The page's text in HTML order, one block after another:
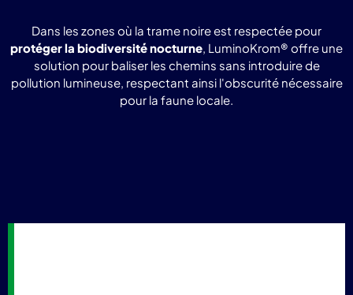
Dans les zones où la trame noire est respectée pour
protéger la biodiversité nocturne, LuminoKrom® offre une
solution pour baliser les chemins sans introduire de
pollution lumineuse, respectant ainsi l'obscurité nécessaire
pour la faune locale.